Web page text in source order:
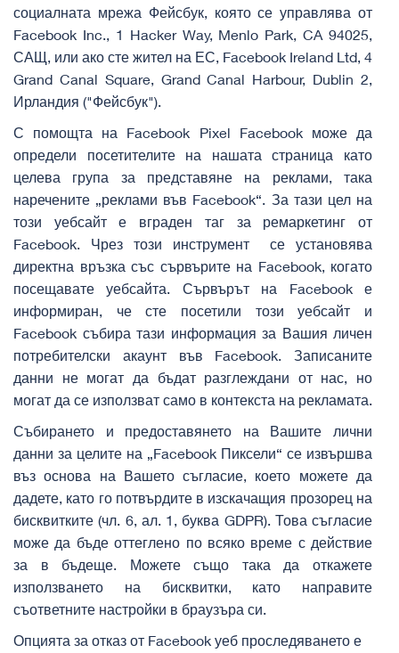
социалната мрежа Фейсбук, която се управлява от
Facebook Inc., 1 Hacker Way, Menlo Park, CA 94025,
САЩ, или ако сте жител на ЕС, Facebook Ireland Ltd, 4
Grand Canal Square, Grand Canal Harbour, Dublin 2,
Ирландия ("Фейсбук").
С помощта на Facebook Pixel Facebook може да
определи посетителите на нашата страница като
целева група за представяне на реклами, така
наречените „реклами във Facebook“. За тази цел на
този уебсайт е вграден таг за ремаркетинг от
Facebook. Чрез този инструмент се установява
директна връзка със сървърите на Facebook, когато
посещавате уебсайта. Сървърът на Facebook е
информиран, че сте посетили този уебсайт и
Facebook събира тази информация за Вашия личен
потребителски акаунт във Facebook. Записаните
данни не могат да бъдат разглеждани от нас, но
могат да се използват само в контекста на рекламата.
Събирането и предоставянето на Вашите лични
данни за целите на „Facebook Пиксели“ се извършва
въз основа на Вашето съгласие, което можете да
дадете, като го потвърдите в изскачащия прозорец на
бисквитките (чл. 6, ал. 1, буква GDPR). Това съгласие
може да бъде оттеглено по всяко време с действие
за в бъдеще. Можете също така да откажете
използването на бисквитки, като направите
съответните настройки в браузъра си.
Опцията за отказ от Facebook уеб проследяването е